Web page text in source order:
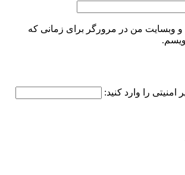
و وبسایت من در مرورگر برای زمانی که
امنیتی را وارد کنید: